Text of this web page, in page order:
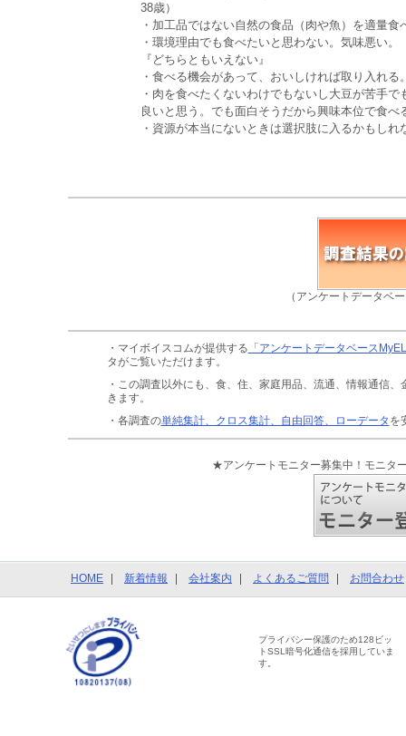
38歳）
・加工品ではない自然の食品（肉や魚）を適量
・環境理由でも食べたいと思わない。気味悪い。
『どちらともいえない』
・食べる機会があって、おいしければ取り入れる
・肉を食べたくないわけでもないし大豆が苦手
良いと思う。でも面白そうだから興味本位で食
・資源が本当にないときは選択肢に入るかもし
（アンケートデータベ
・マイボイスコムが提供する 「アンケートデータベース
タがご覧いただけます。
・この調査以外にも、食、住、家庭用品、流通、情報通信、
きます。
・各調査の単純集計、クロス集計、自由回答、ローデータ を
★アンケートモニター募集中！モニタ
HOME 新着情報 会社案内 よくあるご質問 お問合わせ
プライバシー保護のため128ビッ
トSSL暗号化通信を採用していま
す。